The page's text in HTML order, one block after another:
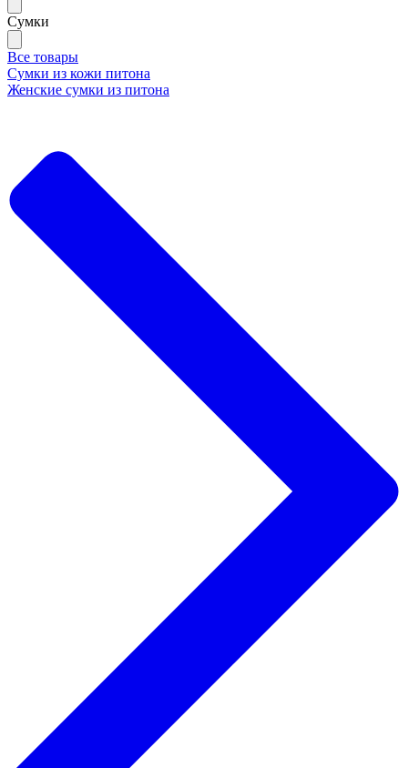
Сумки
Все товары
Сумки из кожи питона
Женские сумки из питона